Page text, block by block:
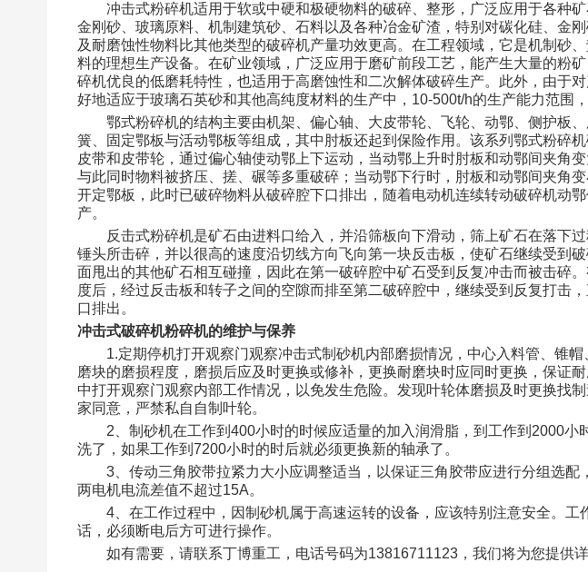
冲击式粉碎机适用于软或中硬和极硬物料的破碎、整形，广泛应用于各种
金刚砂、玻璃原料、机制建筑砂、石料以及各种冶金矿渣，特别对碳化硅、金
及耐磨蚀性物料比其他类型的破碎机产量功效更高。在工程领域，它是机制砂
料的理想生产设备。在矿业领域，广泛应用于磨矿前段工艺，能产生大量的粉
碎机优良的低磨耗特性，也适用于高磨蚀性和二次解体破碎生产。此外，由于
好地适应于玻璃石英砂和其他高纯度材料的生产中，10-500t/h的生产能力范围
鄂式粉碎机的结构主要由机架、偏心轴、大皮带轮、飞轮、动鄂、侧护板
簧、固定鄂板与活动鄂板等组成，其中肘板还起到保险作用。该系列鄂式粉碎
皮带和皮带轮，通过偏心轴使动鄂上下运动，当动鄂上升时肘板和动鄂间夹角
与此同时物料被挤压、搓、碾等多重破碎；当动鄂下行时，肘板和动鄂间夹角
开定鄂板，此时已破碎物料从破碎腔下口排出，随着电动机连续转动破碎机动
产。
反击式粉碎机是矿石由进料口给入，并沿筛板向下滑动，筛上矿石在落下
锤头所击碎，并以很高的速度沿切线方向飞向第一块反击板，使矿石继续受到
面甩出的其他矿石相互碰撞，因此在第一破碎腔中矿石受到反复冲击而被击碎
度后，经过反击板和转子之间的空隙而排至第二破碎腔中，继续受到反复打击
口排出。
冲击式破碎机粉碎机的维护与保养
1.定期停机打开观察门观察冲击式制砂机内部磨损情况，中心入料管、锥
磨块的磨损程度，磨损后应及时更换或修补，更换耐磨块时应同时更换，保证
中打开观察门观察内部工作情况，以免发生危险。发现叶轮体磨损及时更换找
家同意，严禁私自自制叶轮。
2、制砂机在工作到400小时的时候应适量的加入润滑脂，到工作到2000小
洗了，如果工作到7200小时的时后就必须更换新的轴承了。
3、传动三角胶带拉紧力大小应调整适当，以保证三角胶带应进行分组选配
两电机电流差值不超过15A。
4、在工作过程中，因制砂机属于高速运转的设备，应该特别注意安全。工
话，必须断电后方可进行操作。
如有需要，请联系丁博重工，电话号码为13816711123，我们将为您提供